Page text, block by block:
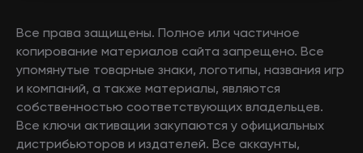
Все права защищены. Полное или частичное
копирование материалов сайта запрещено. Все
упомянутые товарные знаки, логотипы, названия игр
и компаний, а также материалы, являются
собственностью соответствующих владельцев.
Все ключи активации закупаются у официальных
дистрибьюторов и издателей. Все аккаунты,